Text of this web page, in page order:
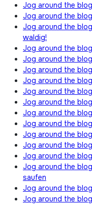
Jog around the
Jog around the
Jog around the
waldig!
Jog around the
Jog around the
Jog around the
Jog around the
Jog around the
Jog around the
Jog around the
Jog around the
Jog around the
Jog around the
Jog around the
Jog around the
saufen
Jog around the
Jog around the